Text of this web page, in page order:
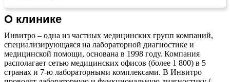
О клинике
Инвитро – одна из частных медицинских групп компаний,
специализирующаяся на лабораторной диагностике и
медицинской помощи, основана в 1998 году. Компания
располагает сетью медицинских офисов (более 1 800) в 5
странах и 7-ю лабораторными комплексами. В Инвитро